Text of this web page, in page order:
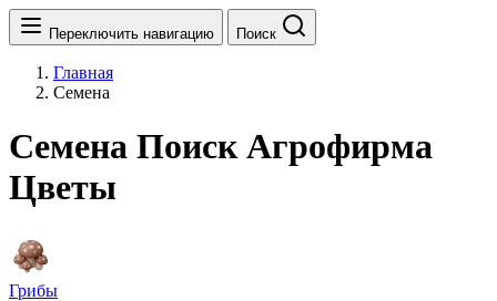
Переключить навигацию Поиск
Главная
Семена
Семена Поиск Агрофирма
Цветы
Грибы